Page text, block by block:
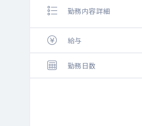
勤務内容詳細
給与
勤務日数